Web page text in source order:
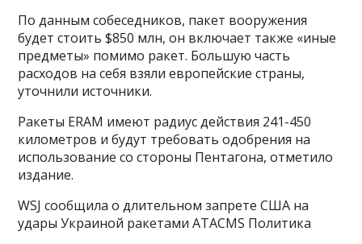
По данным собеседников, пакет вооружения
будет стоить $850 млн, он включает также «иные
предметы» помимо ракет. Большую часть
расходов на себя взяли европейские страны,
уточнили источники.
Ракеты ERAM имеют радиус действия 241-450
километров и будут требовать одобрения на
использование со стороны Пентагона, отметило
издание.
WSJ сообщила о длительном запрете США на
удары Украиной ракетами ATACMS Политика